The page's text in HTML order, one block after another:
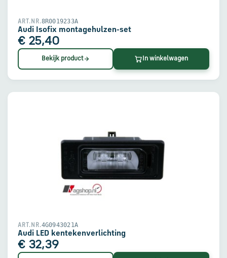
ART.NR.8R0019233A
Audi Isofix montagehulzen-set
€ 25,40
Bekijk product In winkelwagen
ART.NR.4G0943021A
Audi LED kentekenverlichting
€ 32,39